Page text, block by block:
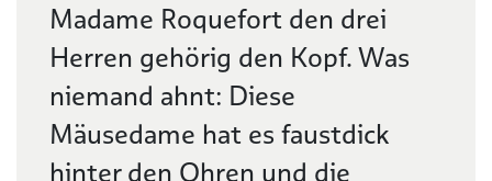
Madame Roquefort den drei
Herren gehörig den Kopf. Was
niemand ahnt: Diese
Mäusedame hat es faustdick
hinter den Ohren und die